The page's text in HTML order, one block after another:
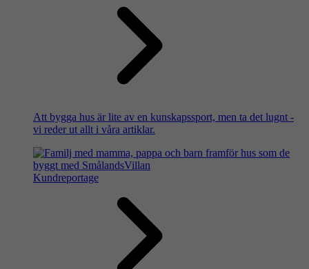
Att bygga hus är lite av en kunskapssport, men ta det lugnt -
vi reder ut allt i våra artiklar.
Kundreportage